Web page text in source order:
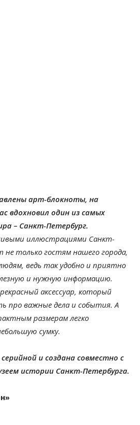
арт-блокноты, на
вдохновил один из самых
– Санкт-Петербург.
иллюстрациями Санкт-
не только гостям нашего города,
ведь так удобно и приятно
и нужную информацию.
аксессуар, который
про важные дела и события. А
размерам легко
сумку.
и создана совместно с
истории Санкт-Петербурга.